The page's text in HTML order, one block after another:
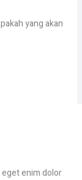
yang akan
enim dolor